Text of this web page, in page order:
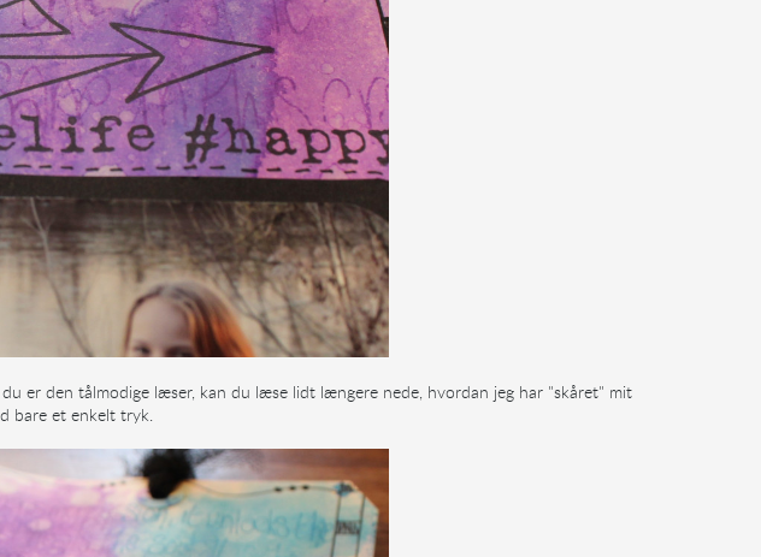
er den tålmodige læser, kan du læse lidt længere nede, hvordan jeg har "skåret" mit
bare et enkelt tryk.